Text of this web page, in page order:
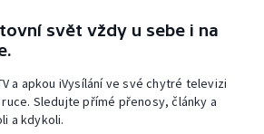
svět vždy u sebe i na
a apkou iVysílání ve své chytré televizi
Sledujte přímé přenosy, články a
a kdykoli.